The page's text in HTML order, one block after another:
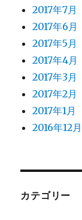
2017年7月
2017年6月
2017年5月
2017年4月
2017年3月
2017年2月
2017年1月
2016年12月
カテゴリー